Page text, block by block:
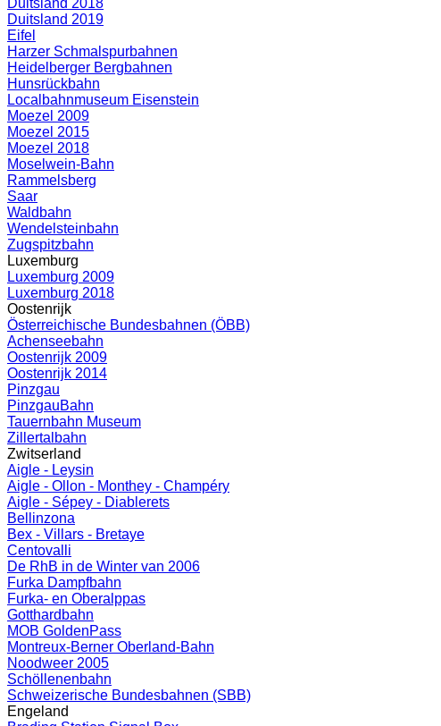
Duitsland 2018
Duitsland 2019
Eifel
Harzer Schmalspurbahnen
Heidelberger Bergbahnen
Hunsrückbahn
Localbahnmuseum Eisenstein
Moezel 2009
Moezel 2015
Moezel 2018
Moselwein-Bahn
Rammelsberg
Saar
Waldbahn
Wendelsteinbahn
Zugspitzbahn
Luxemburg
Luxemburg 2009
Luxemburg 2018
Oostenrijk
Österreichische Bundesbahnen (ÖBB)
Achenseebahn
Oostenrijk 2009
Oostenrijk 2014
Pinzgau
PinzgauBahn
Tauernbahn Museum
Zillertalbahn
Zwitserland
Aigle - Leysin
Aigle - Ollon - Monthey - Champéry
Aigle - Sépey - Diablerets
Bellinzona
Bex - Villars - Bretaye
Centovalli
De RhB in de Winter van 2006
Furka Dampfbahn
Furka- en Oberalppas
Gotthardbahn
MOB GoldenPass
Montreux-Berner Oberland-Bahn
Noodweer 2005
Schöllenenbahn
Schweizerische Bundesbahnen (SBB)
Engeland